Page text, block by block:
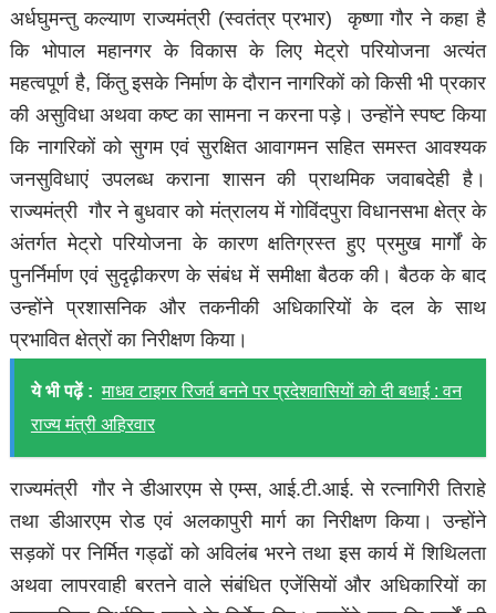
अर्धघुमन्तु कल्याण राज्यमंत्री (स्वतंत्र प्रभार) कृष्णा गौर ने कहा है
कि भोपाल महानगर के विकास के लिए मेट्रो परियोजना अत्यंत
महत्वपूर्ण है, किंतु इसके निर्माण के दौरान नागरिकों को किसी भी प्रकार
की असुविधा अथवा कष्ट का सामना न करना पड़े। उन्होंने स्पष्ट किया
कि नागरिकों को सुगम एवं सुरक्षित आवागमन सहित समस्त आवश्यक
जनसुविधाएं उपलब्ध कराना शासन की प्राथमिक जवाबदेही है।
राज्यमंत्री गौर ने बुधवार को मंत्रालय में गोविंदपुरा विधानसभा क्षेत्र के
अंतर्गत मेट्रो परियोजना के कारण क्षतिग्रस्त हुए प्रमुख मार्गों के
पुनर्निर्माण एवं सुदृढ़ीकरण के संबंध में समीक्षा बैठक की। बैठक के बाद
उन्होंने प्रशासनिक और तकनीकी अधिकारियों के दल के साथ
प्रभावित क्षेत्रों का निरीक्षण किया।
ये भी पढ़ें : माधव टाइगर रिजर्व बनने पर प्रदेशवासियों को दी बधाई : वन
राज्य मंत्री अहिरवार
राज्यमंत्री गौर ने डीआरएम से एम्स, आई.टी.आई. से रत्नागिरी तिराहे
तथा डीआरएम रोड एवं अलकापुरी मार्ग का निरीक्षण किया। उन्होंने
सड़कों पर निर्मित गड्ढों को अविलंब भरने तथा इस कार्य में शिथिलता
अथवा लापरवाही बरतने वाले संबंधित एजेंसियों और अधिकारियों का